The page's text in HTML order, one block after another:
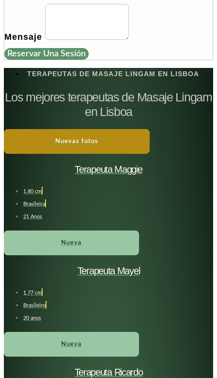
Mensaje
Reservar Una Sesión
TERAPEUTAS DE MASAJE LINGAM EN LISBOA
Los mejores terapeutas de Masaje Lingam
en Lisboa
Nuevas fotos
Terapeuta Maggie
1.80 cm
Brasileira
21 Anos
Nueva
Terapeuta Mayel
1,77 cm
Brasileiro
20 anos
Nueva
Terapeuta Ricardo